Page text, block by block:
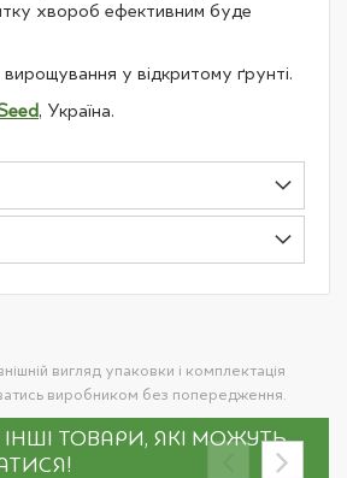
хвороб ефективним буде
у відкритому ґрунті.
, Україна.
вигляд упаковки і комплектація
виробником без попередження.
ТОВАРИ, ЯКІ МОЖУТЬ